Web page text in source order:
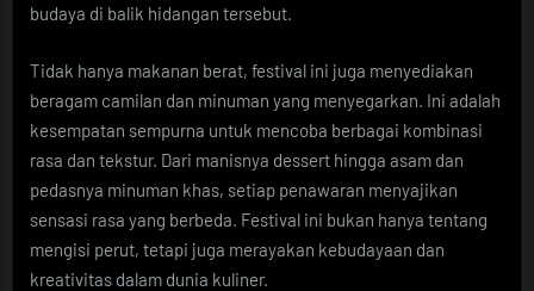
budaya di balik hidangan tersebut.
Tidak hanya makanan berat, festival ini juga menyediakan
beragam camilan dan minuman yang menyegarkan. Ini adalah
kesempatan sempurna untuk mencoba berbagai kombinasi
rasa dan tekstur. Dari manisnya dessert hingga asam dan
pedasnya minuman khas, setiap penawaran menyajikan
sensasi rasa yang berbeda. Festival ini bukan hanya tentang
mengisi perut, tetapi juga merayakan kebudayaan dan
kreativitas dalam dunia kuliner.